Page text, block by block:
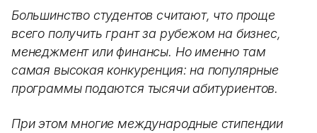
Большинство студентов считают, что проще
всего получить грант за рубежом на бизнес,
менеджмент или финансы. Но именно там
самая высокая конкуренция: на популярные
программы подаются тысячи абитуриентов.
При этом многие международные стипендии